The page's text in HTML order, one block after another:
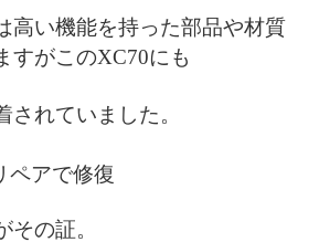
高い機能を持った部品や材質
すがこのXC70にも
されていました。
その証。